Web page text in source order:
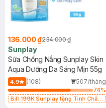
136.000 ₫234.000 ₫
Sunplay
Sữa Chống Nắng Sunplay Skin
Aqua Dưỡng Da Sáng Mịn 55g
4.9 (108)
507/tháng
74%
Bill 199K Sunplay tặng Tinh Chất